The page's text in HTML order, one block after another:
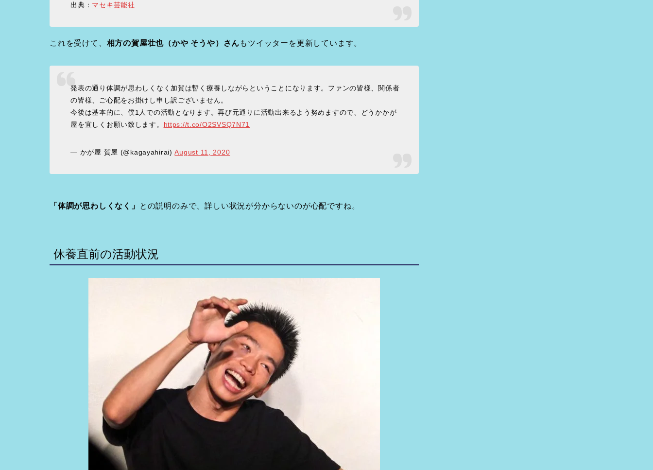
出典： マセキ芸能社
これを受けて、 相方の賀屋壮也（かや そうや）さん もツイッターを更新しています。
発表の通り体調が思わしくなく加賀は暫く療養しながらということになります。ファンの皆様、関係者
の皆様、ご心配をお掛けし申し訳ございません。
今後は基本的に、僕1人での活動となります。再び元通りに活動出来るよう努めますので、どうかかが
屋を宜しくお願い致します。 https://t.co/O2SVSQ7N71
— かが屋 賀屋 (@kagayahirai)August 11, 2020
「体調が思わしくなく」 との説明のみで、詳しい状況が分からないのが心配ですね。
休養直前の活動状況